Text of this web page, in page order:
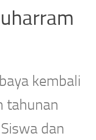
kembali
tahunan
dan